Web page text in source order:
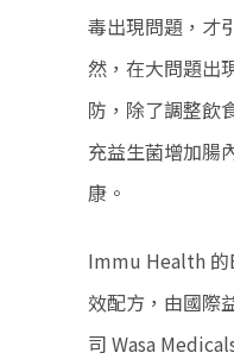
毒出現問題，才
然，在大問題出
防，除了調整飲
充益生菌增加腸
康。
Immu Health
效配方，由國際
司 Wasa